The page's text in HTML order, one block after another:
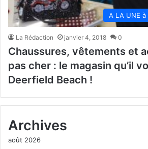
A LA UNE
La Rédaction janvier 4, 2018 0
Chaussures, vêtements et
pas cher : le magasin qu’il
Deerfield Beach !
Archives
août 2026